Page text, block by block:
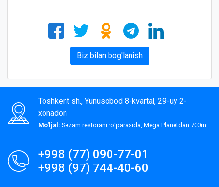
Biz bilan bog'lanish
Toshkent sh., Yunusobod 8-kvartal, 29-uy 2-
xonadon
Mo'ljal: Sezam restorani roʻparasida, Mega Planetdan 700m
+998 (77) 090-77-01
+998 (97) 744-40-60